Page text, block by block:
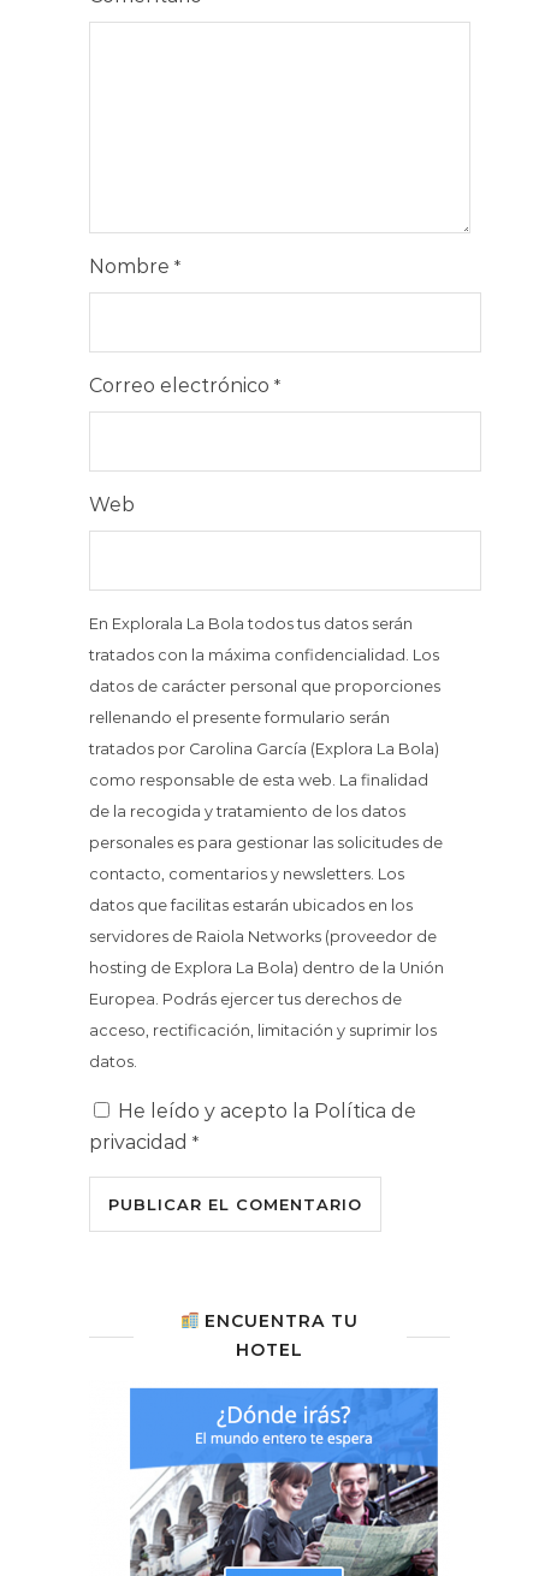
Nombre *
Correo electrónico *
Web
En Explorala La Bola todos tus datos serán
tratados con la máxima confidencialidad. Los
datos de carácter personal que proporciones
rellenando el presente formulario serán
tratados por Carolina García (Explora La Bola)
como responsable de esta web. La finalidad
de la recogida y tratamiento de los datos
personales es para gestionar las solicitudes de
contacto, comentarios y newsletters. Los
datos que facilitas estarán ubicados en los
servidores de Raiola Networks (proveedor de
hosting de Explora La Bola) dentro de la Unión
Europea. Podrás ejercer tus derechos de
acceso, rectificación, limitación y suprimir los
datos.
He leído y acepto la Política de
privacidad *
ENCUENTRA TU
HOTEL